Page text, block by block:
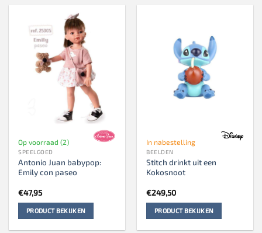
Op voorraad (2)
SPEELGOED
Antonio Juan babypop:
Emily con paseo
€47,95
PRODUCT BEKIJKEN
In nabestelling
BEELDEN
Stitch drinkt uit een
Kokosnoot
€249,50
PRODUCT BEKIJKEN